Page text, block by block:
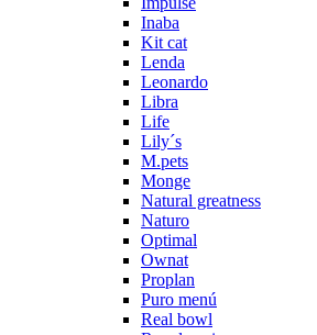
Inaba
Kit cat
Lenda
Leonardo
Libra
Life
Lily´s
M.pets
Monge
Natural greatness
Naturo
Optimal
Ownat
Proplan
Puro menú
Real bowl